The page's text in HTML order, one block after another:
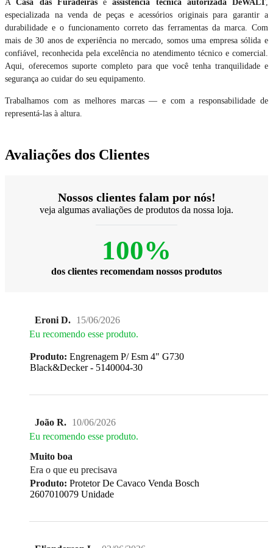
especializada na venda de peças e acessórios originais para garantir a
durabilidade e o funcionamento correto das ferramentas da marca. Com
mais de 30 anos de experiência no mercado, somos uma empresa sólida e
confiável, reconhecida pela excelência no atendimento técnico e comercial.
Aqui, oferecemos suporte completo para que você tenha tranquilidade e
segurança ao cuidar do seu equipamento.
Trabalhamos com as melhores marcas — e com a responsabilidade de
representá-las à altura.
Avaliações dos Clientes
Nossos clientes falam por nós!
veja algumas avaliações de produtos da nossa loja.
100%
dos clientes recomendam nossos produtos
Eroni D. 15/06/2026
Eu recomendo esse produto.
Produto: Engrenagem P/ Esm 4" G730
Black&Decker - 5140004-30
João R. 10/06/2026
Eu recomendo esse produto.
Muito boa
Era o que eu precisava
Produto: Protetor De Cavaco Venda Bosch
2607010079 Unidade